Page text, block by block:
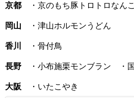
京都 ・京のもち豚トロトロなん
岡山 ・津山ホルモンうどん
香川 ・骨付鳥
長野 ・小布施栗モンブラン ・
大阪 ・いたこやき